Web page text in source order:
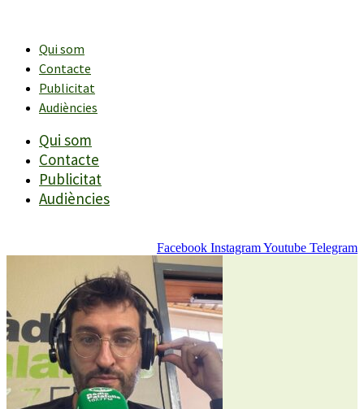
contingutQui som
Contacte
Publicitat
Audiències
Qui som
Contacte
Publicitat
Audiències
Facebook InstagramYoutube Telegram